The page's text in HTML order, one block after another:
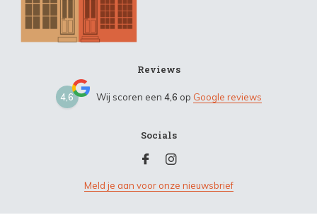
Reviews
4,6 Wij scoren een 4,6 op Google reviews
Socials
Meld je aan voor onze nieuwsbrief